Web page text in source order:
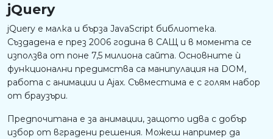
jQuery
jQuery е малка и бърза JavaScript библиотека.
Създадена е през 2006 година в САЩ и в момента се
използва от поне 7,5 милиона сайта. Основните ѝ
функционални предимства са манипулация на DOM,
работа с анимации и Ajax. Съвместима е с голям набор
от браузъри.
Предпочитана е за анимации, защото идва с добър
избор от вградени решения. Можеш например да